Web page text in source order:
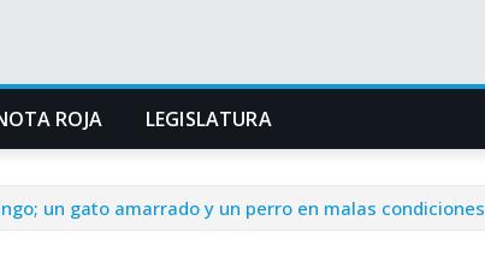
ROJA LEGISLATURA
un gato amarrado y un perro en malas condiciones